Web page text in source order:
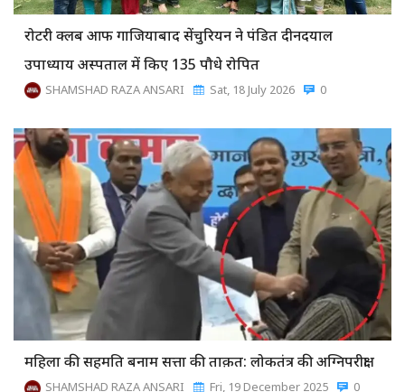
रोटरी क्लब आफ गाजियाबाद सेंचुरियन ने पंडित दीनदयाल
उपाध्याय अस्पताल में किए 135 पौधे रोपित
SHAMSHAD RAZA ANSARI Sat, 18 July 2026 0
महिला की सहमति बनाम सत्ता की ताक़त: लोकतंत्र की अग्निपरीक्षा
SHAMSHAD RAZA ANSARI Fri, 19 December 2025 0